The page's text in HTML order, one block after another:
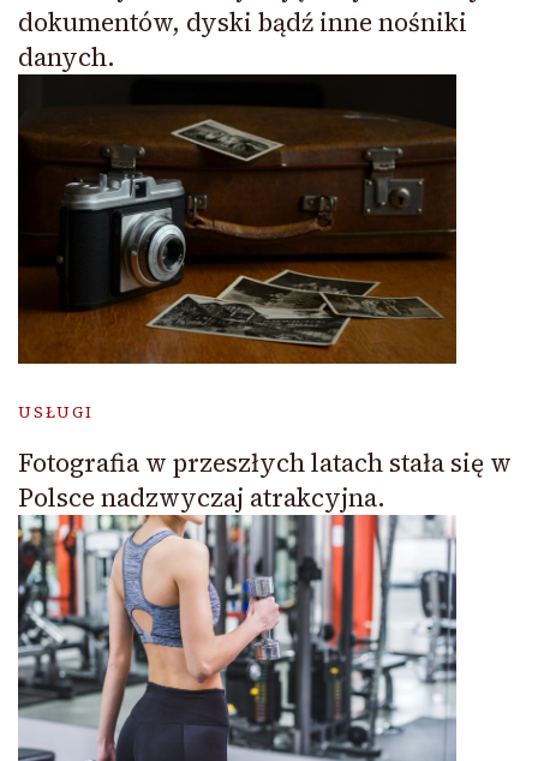
dokumentów, dyski bądź inne nośniki
danych.
USŁUGI
Fotografia w przeszłych latach stała się w
Polsce nadzwyczaj atrakcyjna.